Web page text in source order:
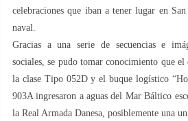
celebraciones que iban a tener lugar en
naval.
Gracias a una serie de secuencias e
sociales, se pudo tomar conocimiento que el
la clase Tipo 052D y el buque logístico
903A ingresaron a aguas del Mar Báltico
la Real Armada Danesa, posiblemente una